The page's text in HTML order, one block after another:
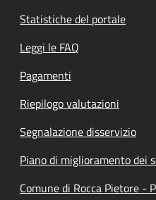
Statistiche del portale
Leggi le FAQ
Pagamenti
Riepilogo valutazioni
Segnalazione disservizio
Piano di miglioramento dei
Comune di Rocca Pietore -